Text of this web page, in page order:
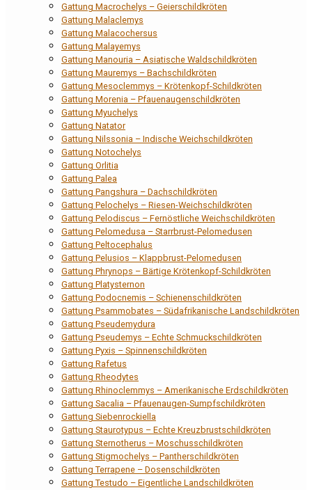
Gattung Macrochelys – Geierschildkröten
Gattung Malaclemys
Gattung Malacochersus
Gattung Malayemys
Gattung Manouria – Asiatische Waldschildkröten
Gattung Mauremys – Bachschildkröten
Gattung Mesoclemmys – Krötenkopf-Schildkröten
Gattung Morenia – Pfauenaugenschildkröten
Gattung Myuchelys
Gattung Natator
Gattung Nilssonia – Indische Weichschildkröten
Gattung Notochelys
Gattung Orlitia
Gattung Palea
Gattung Pangshura – Dachschildkröten
Gattung Pelochelys – Riesen-Weichschildkröten
Gattung Pelodiscus – Fernöstliche Weichschildkröten
Gattung Pelomedusa – Starrbrust-Pelomedusen
Gattung Peltocephalus
Gattung Pelusios – Klappbrust-Pelomedusen
Gattung Phrynops – Bärtige Krötenkopf-Schildkröten
Gattung Platysternon
Gattung Podocnemis – Schienenschildkröten
Gattung Psammobates – Südafrikanische Landschildkröten
Gattung Pseudemydura
Gattung Pseudemys – Echte Schmuckschildkröten
Gattung Pyxis – Spinnenschildkröten
Gattung Rafetus
Gattung Rheodytes
Gattung Rhinoclemmys – Amerikanische Erdschildkröten
Gattung Sacalia – Pfauenaugen-Sumpfschildkröten
Gattung Siebenrockiella
Gattung Staurotypus – Echte Kreuzbrustschildkröten
Gattung Sternotherus – Moschusschildkröten
Gattung Stigmochelys – Pantherschildkröten
Gattung Terrapene – Dosenschildkröten
Gattung Testudo – Eigentliche Landschildkröten